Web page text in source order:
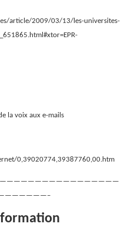
article/2009/03/13/les-universites-
la voix aux e-mails
0,39020774,39387760,00.htm